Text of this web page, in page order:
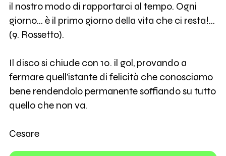
il nostro modo di rapportarci al tempo. Ogni
giorno… è il primo giorno della vita che ci resta!...
(9. Rossetto).
Il disco si chiude con 10. il gol, provando a
fermare quell’istante di felicità che conosciamo
bene rendendolo permanente soffiando su tutto
quello che non va.
Cesare